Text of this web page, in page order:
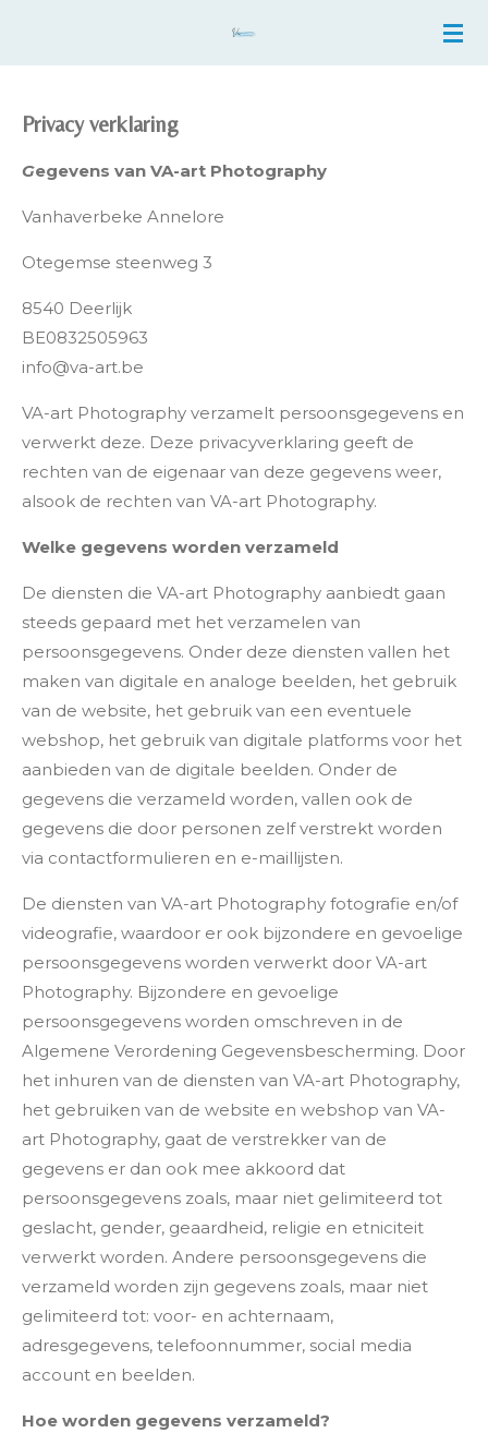
de
hoofdinhoud
Privacy verklaring
Gegevens van VA-art Photography
Vanhaverbeke Annelore
Otegemse steenweg 3
8540 Deerlijk
BE0832505963
info@va-art.be
VA-art Photography verzamelt persoonsgegevens en
verwerkt deze. Deze privacyverklaring geeft de
rechten van de eigenaar van deze gegevens weer,
alsook de rechten van VA-art Photography.
Welke gegevens worden verzameld
De diensten die VA-art Photography aanbiedt gaan
steeds gepaard met het verzamelen van
persoonsgegevens. Onder deze diensten vallen het
maken van digitale en analoge beelden, het gebruik
van de website, het gebruik van een eventuele
webshop, het gebruik van digitale platforms voor het
aanbieden van de digitale beelden. Onder de
gegevens die verzameld worden, vallen ook de
gegevens die door personen zelf verstrekt worden
via contactformulieren en e-maillijsten.
De diensten van VA-art Photography fotografie en/of
videografie, waardoor er ook bijzondere en gevoelige
persoonsgegevens worden verwerkt door VA-art
Photography. Bijzondere en gevoelige
persoonsgegevens worden omschreven in de
Algemene Verordening Gegevensbescherming. Door
het inhuren van de diensten van VA-art Photography,
het gebruiken van de website en webshop van VA-
art Photography, gaat de verstrekker van de
gegevens er dan ook mee akkoord dat
persoonsgegevens zoals, maar niet gelimiteerd tot
geslacht, gender, geaardheid, religie en etniciteit
verwerkt worden. Andere persoonsgegevens die
verzameld worden zijn gegevens zoals, maar niet
gelimiteerd tot: voor- en achternaam,
adresgegevens, telefoonnummer, social media
account en beelden.
Hoe worden gegevens verzameld?